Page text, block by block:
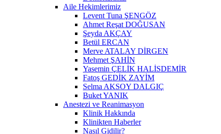
Aile Hekimlerimiz
Levent Tuna ŞENGÖZ
Ahmet Reşat DOĞUSAN
Şeyda AKÇAY
Betül ERCAN
Merve ATALAY DİRGEN
Mehmet ŞAHİN
Yasemin ÇELİK HALİSDEMİR
Fatoş GEDİK ZAYİM
Selma AKSOY DALGIÇ
Buket YANIK
Anestezi ve Reanimasyon
Klinik Hakkında
Klinikten Haberler
Nasıl Gidilir?